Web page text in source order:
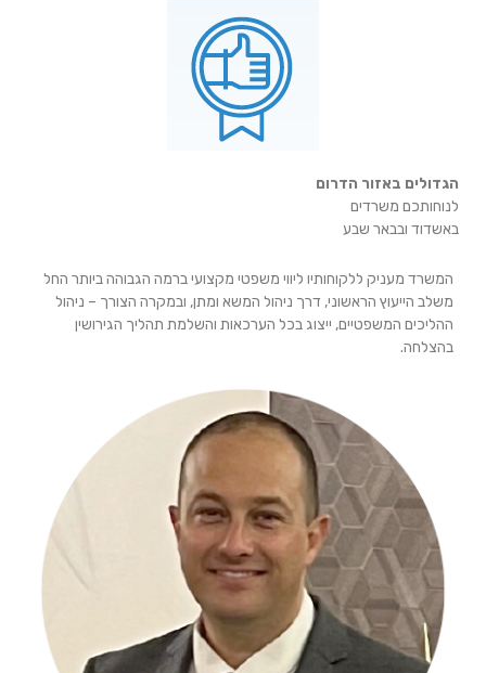
הגדולים באזור הדרום
לנוחותכם משרדים
באשדוד ובבאר שבע
המשרד מעניק ללקוחותיו ליווי משפטי מקצועי ברמה הגבוהה ביותר החל
משלב הייעוץ הראשוני, דרך ניהול המשא ומתן, ובמקרה הצורך – ניהול
ההליכים המשפטיים, ייצוג בכל הערכאות והשלמת תהליך הגירושין
בהצלחה.